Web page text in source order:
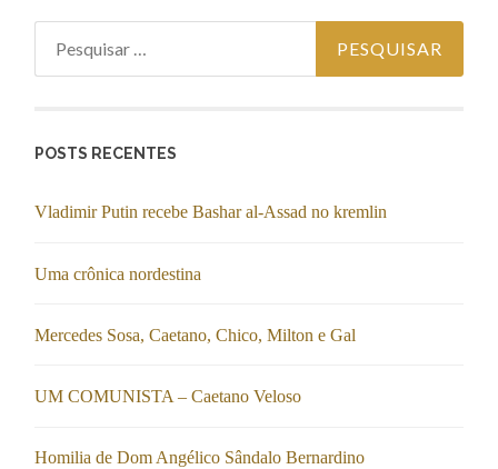
POSTS RECENTES
Vladimir Putin recebe Bashar al-Assad no kremlin
Uma crônica nordestina
Mercedes Sosa, Caetano, Chico, Milton e Gal
UM COMUNISTA – Caetano Veloso
Homilia de Dom Angélico Sândalo Bernardino